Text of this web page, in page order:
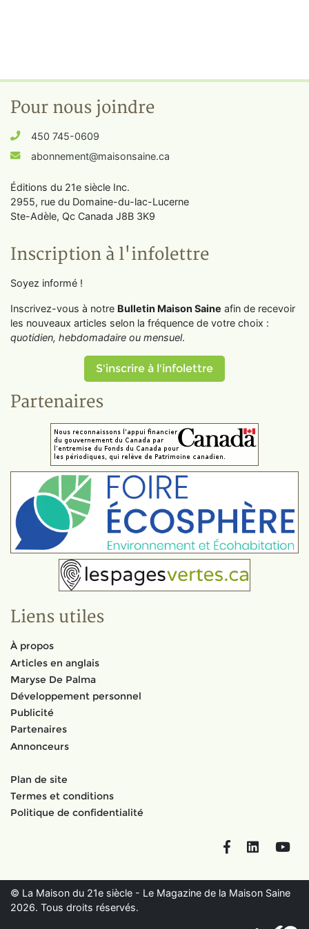
Pour nous joindre
450 745-0609
abonnement@maisonsaine.ca
Éditions du 21e siècle Inc.
2955, rue du Domaine-du-lac-Lucerne
Ste-Adèle, Qc Canada J8B 3K9
Inscription à l'infolettre
Soyez informé !
Inscrivez-vous à notre Bulletin Maison Saine afin de recevoir
les nouveaux articles selon la fréquence de votre choix :
quotidien, hebdomadaire ou mensuel.
S'inscrire à l'infolettre
Partenaires
Liens utiles
À propos
Articles en anglais
Maryse De Palma
Développement personnel
Publicité
Partenaires
Annonceurs
Plan de site
Termes et conditions
Politique de confidentialité
FacebookLinkedIn
© La Maison du 21e siècle - Le Magazine de la Maison Saine
2026. Tous droits réservés.